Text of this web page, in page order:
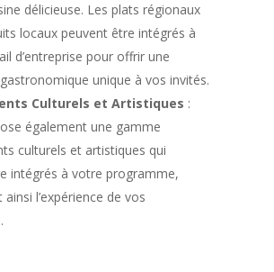
délicieuse. Les plats régionaux
locaux peuvent être intégrés à
d’entreprise pour offrir une
unique à vos invités.
Culturels et Artistiques :
également une gamme
culturels et artistiques qui
intégrés à votre programme,
ainsi l’expérience de vos